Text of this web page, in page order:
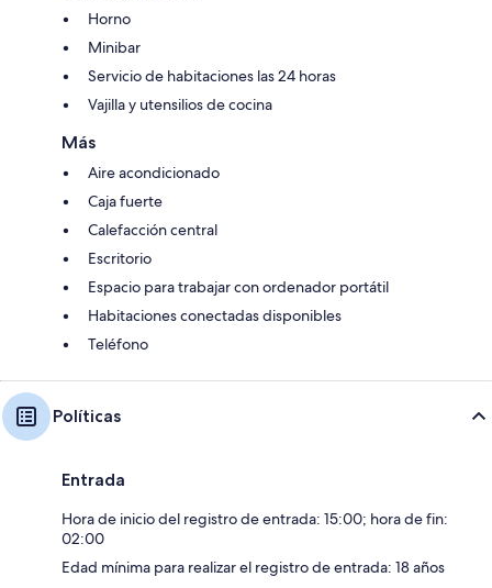
Horno
Minibar
Servicio de habitaciones las 24 horas
Vajilla y utensilios de cocina
Más
Aire acondicionado
Caja fuerte
Calefacción central
Escritorio
Espacio para trabajar con ordenador portátil
Habitaciones conectadas disponibles
Teléfono
Políticas
Entrada
Hora de inicio del registro de entrada: 15:00; hora de fin:
02:00
Edad mínima para realizar el registro de entrada: 18 años